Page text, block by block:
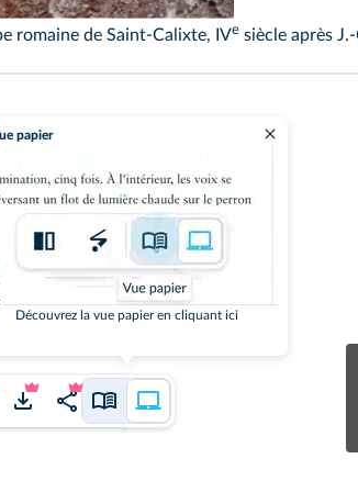
papier
Découvrez la vue papier en cliquant ici
romaine de Saint-Calixte, IVesiècle après